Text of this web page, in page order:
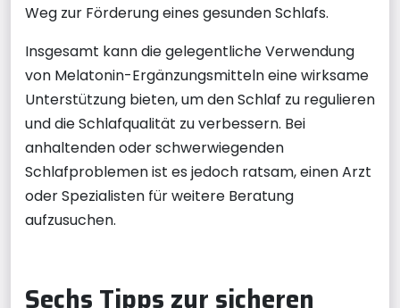
Weg zur Förderung eines gesunden Schlafs.
Insgesamt kann die gelegentliche Verwendung
von Melatonin-Ergänzungsmitteln eine wirksame
Unterstützung bieten, um den Schlaf zu regulieren
und die Schlafqualität zu verbessern. Bei
anhaltenden oder schwerwiegenden
Schlafproblemen ist es jedoch ratsam, einen Arzt
oder Spezialisten für weitere Beratung
aufzusuchen.
Sechs Tipps zur sicheren